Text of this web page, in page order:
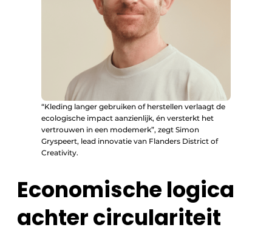
“Kleding langer gebruiken of herstellen verlaagt de
ecologische impact aanzienlijk, én versterkt het
vertrouwen in een modemerk”, zegt Simon
Gryspeert, lead innovatie van Flanders District of
Creativity.
Economische logica
achter circulariteit